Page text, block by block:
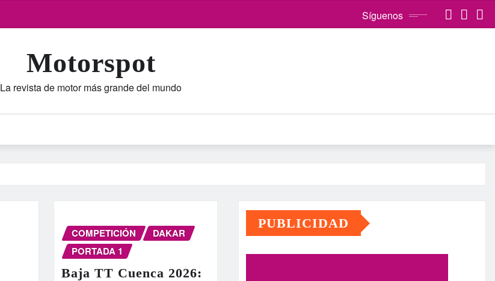
Síguenos
Motorspot
La revista de motor más grande del mundo
COMPETICIÓN
DAKAR
PORTADA 1
Baja TT Cuenca 2026:
PUBLICIDAD